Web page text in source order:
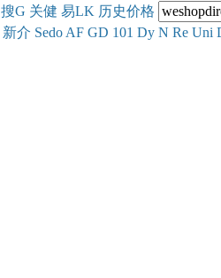
搜G 关健 易LK 历史价格
新介 Sedo AF GD 101 Dy N Re Uni